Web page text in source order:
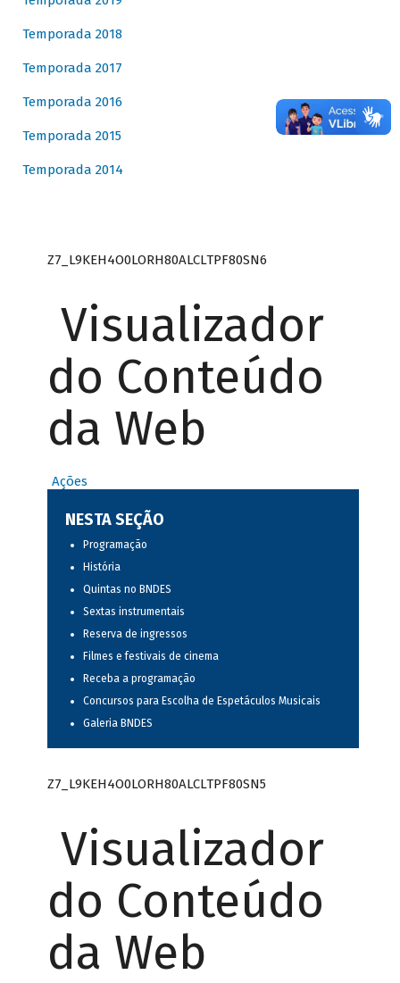
Temporada 2018
Temporada 2017
Temporada 2016
Temporada 2015
Temporada 2014
Z7_L9KEH4O0LORH80ALCLTPF80SN6
Visualizador
do Conteúdo
da Web
Ações
NESTA SEÇÃO
Programação
História
Quintas no BNDES
Sextas instrumentais
Reserva de ingressos
Filmes e festivais de cinema
Receba a programação
Concursos para Escolha de Espetáculos Musicais
Galeria BNDES
Z7_L9KEH4O0LORH80ALCLTPF80SN5
Visualizador
do Conteúdo
da Web